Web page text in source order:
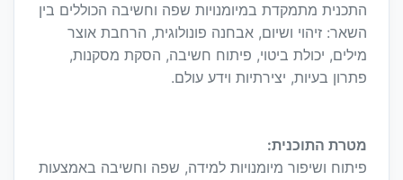
התכנית מתמקדת במיומנויות שפה וחשיבה הכוללים בין
השאר: זיהוי ושיום, אבחנה פונולוגית, הרחבת אוצר
מילים, יכולת ביטוי, פיתוח חשיבה, הסקת מסקנות,
פתרון בעיות, יצירתיות וידע עולם.
מטרת התוכנית:
פיתוח ושיפור מיומנויות למידה, שפה וחשיבה באמצעות